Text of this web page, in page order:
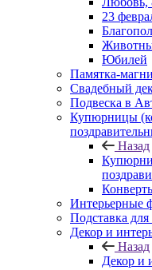
23
Юбилей
Памятка-
Свадебный
Подвеска в
Купюрницы
Назад
Интерьерные
Подставка
Декор и
Назад
Декор и